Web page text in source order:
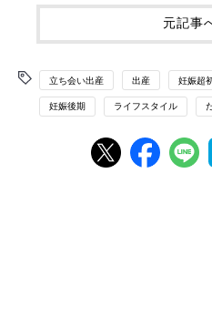
元記事
立ち会い出産 出産 妊娠超
妊娠後期 ライフスタイル